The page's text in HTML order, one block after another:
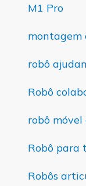
M1 Pro
montagem
robô
Robô
robô
Robô para
Robôs